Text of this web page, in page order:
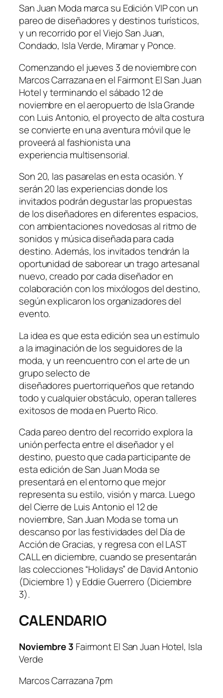
San Juan Moda marca su Edición VIP con un
pareo de diseñadores y destinos turísticos,
y un recorrido por el Viejo San Juan,
Condado, Isla Verde, Miramar y Ponce.
Comenzando el jueves 3 de noviembre con
Marcos Carrazana en el Fairmont El San Juan
Hotel y terminando el sábado 12 de
noviembre en el aeropuerto de Isla Grande
con Luis Antonio, el proyecto de alta costura
se convierte en una aventura móvil que le
proveerá al fashionista una
experiencia multisensorial.
Son 20, las pasarelas en esta ocasión. Y
serán 20 las experiencias donde los
invitados podrán degustar las propuestas
de los diseñadores en diferentes espacios,
con ambientaciones novedosas al ritmo de
sonidos y música diseñada para cada
destino. Además, los invitados tendrán la
oportunidad de saborear un trago artesanal
nuevo, creado por cada diseñador en
colaboración con los mixólogos del destino,
según explicaron los organizadores del
evento.
La idea es que esta edición sea un estímulo
a la imaginación de los seguidores de la
moda, y un reencuentro con el arte de un
grupo selecto de
diseñadores puertorriqueños que retando
todo y cualquier obstáculo, operan talleres
exitosos de moda en Puerto Rico.
Cada pareo dentro del recorrido explora la
unión perfecta entre el diseñador y el
destino, puesto que cada participante de
esta edición de San Juan Moda se
presentará en el entorno que mejor
representa su estilo, visión y marca. Luego
del Cierre de Luis Antonio el 12 de
noviembre, San Juan Moda se toma un
descanso por las festividades del Día de
Acción de Gracias, y regresa con el LAST
CALL en diciembre, cuando se presentarán
las colecciones “Holidays” de David Antonio
(Diciembre 1) y Eddie Guerrero (Diciembre
3).
CALENDARIO
Noviembre 3 Fairmont El San Juan Hotel, Isla
Verde
Marcos Carrazana 7pm